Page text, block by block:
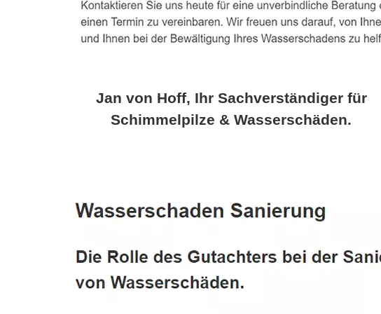
Jan von Hoff, Ihr Sachverständiger für
Schimmelpilze & Wasserschäden.